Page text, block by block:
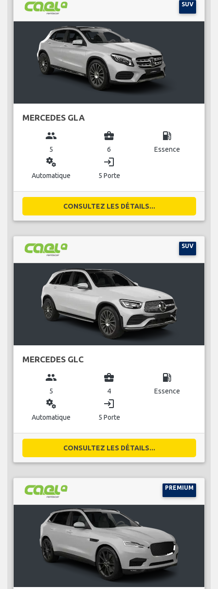
SUV
MERCEDES GLA
group
5
business_center
6
local_gas_station
Essence
miscellaneous_services
Automatique
login
5 Porte
CONSULTEZ LES DÉTAILS...
SUV
MERCEDES GLC
group
5
business_center
4
local_gas_station
Essence
miscellaneous_services
Automatique
login
5 Porte
CONSULTEZ LES DÉTAILS...
PREMIUM